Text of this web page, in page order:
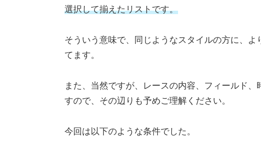
選択して揃えたリストです。
そういう意味で、同じようなスタイルの方に、
てます。
また、当然ですが、レースの内容、フィールド
すので、その辺りも予めご理解ください。
今回は以下のような条件でした。